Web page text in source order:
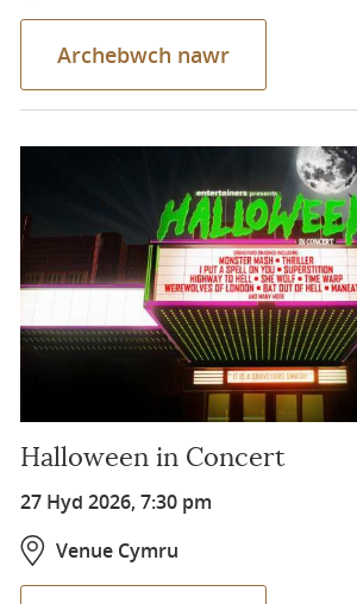
Archebwch nawr
Halloween in Concert
27 Hyd 2026, 7:30 pm
Venue Cymru